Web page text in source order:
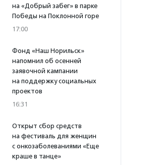
на «Добрый забег» в парке
Победы на Поклонной горе
17:00
Фонд «Наш Норильск»
напомнил об осенней
заявочной кампании
на поддержку социальных
проектов
16:31
Открыт сбор средств
на фестиваль для женщин
с онкозаболеваниями «Еще
краше в танце»